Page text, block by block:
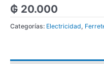
₲ 20.000
Categorías: Electricidad,